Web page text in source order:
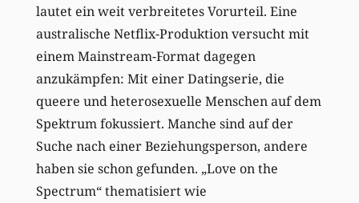
lautet ein weit verbreitetes Vorurteil. Eine
australische Netflix-Produktion versucht mit
einem Mainstream-Format dagegen
anzukämpfen: Mit einer Datingserie, die
queere und heterosexuelle Menschen auf dem
Spektrum fokussiert. Manche sind auf der
Suche nach einer Beziehungsperson, andere
haben sie schon gefunden. „Love on the
Spectrum“ thematisiert wie